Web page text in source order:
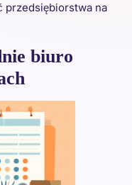
przedsiębiorstwa na
biuro